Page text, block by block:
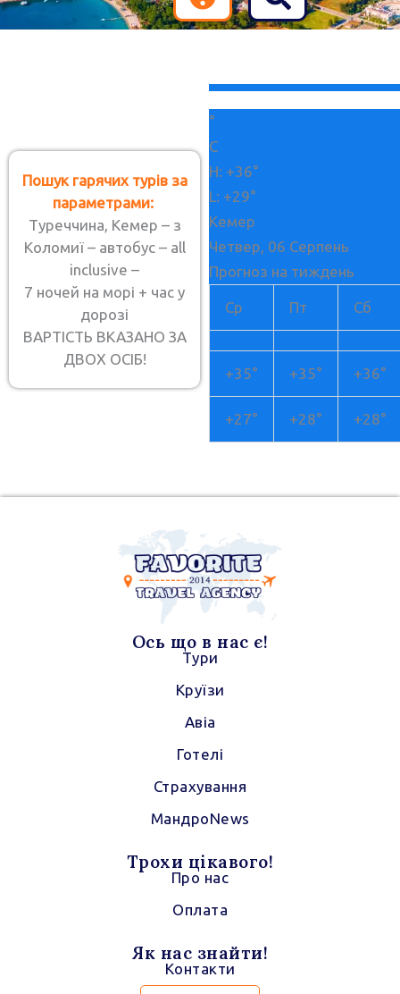
Пошук гарячих турів за
параметрами:
Туреччина, Кемер – з
Коломиї – автобус – all
inclusive –
7 ночей на морі + час у
дорозі
ВАРТІСТЬ ВКАЗАНО ЗА
ДВОХ ОСІБ!
+34
°
C
H: +36°
L: +29°
Кемер
Четвер, 06 Серпень
Прогноз на тиждень
Ср Пт Сб
+35° +35° +36°
+27° +28° +28°
Є питання? Ставте!
Із задоволенням на них відповімо
T
l
g
V
i
b
e
r
W
a
t
s
Зворотній
дзвінок
+38
099
425 03
03
Ось що в нас є!
Тури
Круїзи
Авіа
Готелі
Страхування
МандроNews
Трохи цікавого!
Про нас
Оплата
Як нас знайти!
Контакти